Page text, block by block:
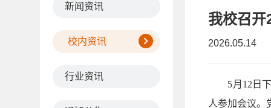
新闻资讯
校内资讯
行业资讯
我校召开
2026.05.14
5月12日
人参加会议。